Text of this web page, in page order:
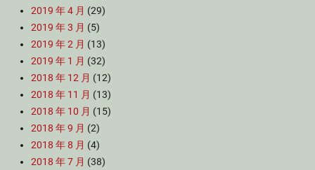
2019 年 4 月 (29)
2019 年 3 月 (5)
2019 年 2 月 (13)
2019 年 1 月 (32)
2018 年 12 月 (12)
2018 年 11 月 (13)
2018 年 10 月 (15)
2018 年 9 月 (2)
2018 年 8 月 (4)
2018 年 7 月 (38)